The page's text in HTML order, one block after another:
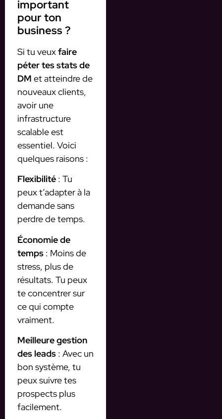
important
pour ton
business ?
Si tu veuxfaire
péter tes stats de
DM et atteindre de
nouveaux clients,
avoir une
infrastructure
scalable est
essentiel. Voici
quelques raisons :
Flexibilité : Tu
peux t’adapter à la
demande sans
perdre de temps.
Économie de
temps : Moins de
stress, plus de
résultats. Tu peux
te concentrer sur
ce qui compte
vraiment.
Meilleure gestion
des leads : Avec un
bon système, tu
peux suivre tes
prospects plus
facilement.